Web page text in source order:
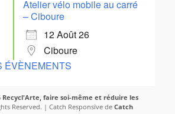
Atelier vélo mobile au carré
– Ciboure
12 Août 26
Ciboure
ÉVÈNEMENTS
Recycl'Arte, faire soi-même et réduire les
Reserved. | Catch Responsive de Catch